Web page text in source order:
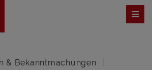
& Bekanntmachungen